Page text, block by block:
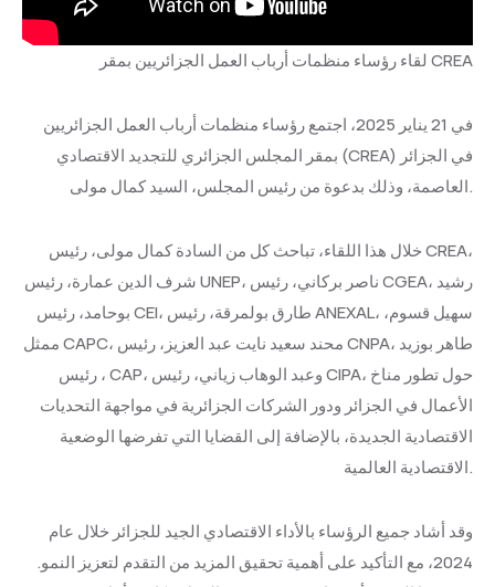
لقاء رؤساء منظمات أرباب العمل الجزائريين بمقر CREA
في 21 يناير 2025، اجتمع رؤساء منظمات أرباب العمل الجزائريين
بمقر المجلس الجزائري للتجديد الاقتصادي (CREA) في الجزائر
العاصمة، وذلك بدعوة من رئيس المجلس، السيد كمال مولى.
خلال هذا اللقاء، تباحث كل من السادة كمال مولى، رئيس CREA،
شرف الدين عمارة، رئيس UNEP، ناصر بركاني، رئيس CGEA، رشيد
بوحامد، رئيس CEI، طارق بولمرقة، رئيس ANEXAL، سهيل قسوم،
ممثل CAPC، محند سعيد نايت عبد العزيز، رئيس CNPA، طاهر بوزيد
، رئيس CAP، وعبد الوهاب زياني، رئيس CIPA، حول تطور مناخ
الأعمال في الجزائر ودور الشركات الجزائرية في مواجهة التحديات
الاقتصادية الجديدة، بالإضافة إلى القضايا التي تفرضها الوضعية
الاقتصادية العالمية.
وقد أشاد جميع الرؤساء بالأداء الاقتصادي الجيد للجزائر خلال عام
2024، مع التأكيد على أهمية تحقيق المزيد من التقدم لتعزيز النمو.